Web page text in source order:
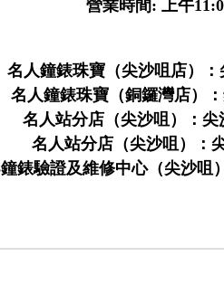
營業時間: 上午
名人鐘錶珠寶（尖沙咀店）
名人鐘錶珠寶（銅鑼灣店）
名人站分店（尖沙咀）：
名人站分店（尖沙咀）：
錶驗證及維修中心（尖沙咀